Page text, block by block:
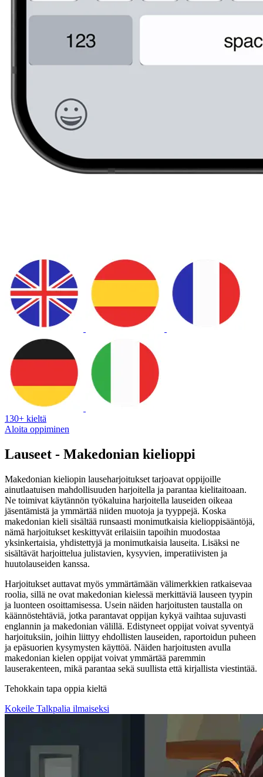
130+ kieltä
Aloita oppiminen
Lauseet - Makedonian kielioppi
Makedonian kieliopin lauseharjoitukset tarjoavat oppijoille
ainutlaatuisen mahdollisuuden harjoitella ja parantaa kielitaitoaan.
Ne toimivat käytännön työkaluina harjoitella lauseiden oikeaa
jäsentämistä ja ymmärtää niiden muotoja ja tyyppejä. Koska
makedonian kieli sisältää runsaasti monimutkaisia kielioppisääntöjä,
nämä harjoitukset keskittyvät erilaisiin tapoihin muodostaa
yksinkertaisia, yhdistettyjä ja monimutkaisia lauseita. Lisäksi ne
sisältävät harjoittelua julistavien, kysyvien, imperatiivisten ja
huutolauseiden kanssa.
Harjoitukset auttavat myös ymmärtämään välimerkkien ratkaisevaa
roolia, sillä ne ovat makedonian kielessä merkittäviä lauseen tyypin
ja luonteen osoittamisessa. Usein näiden harjoitusten taustalla on
käännöstehtäviä, jotka parantavat oppijan kykyä vaihtaa sujuvasti
englannin ja makedonian välillä. Edistyneet oppijat voivat syventyä
harjoituksiin, joihin liittyy ehdollisten lauseiden, raportoidun puheen
ja epäsuorien kysymysten käyttöä. Näiden harjoitusten avulla
makedonian kielen oppijat voivat ymmärtää paremmin
lauserakenteen, mikä parantaa sekä suullista että kirjallista viestintää.
Tehokkain tapa oppia kieltä
Kokeile Talkpalia ilmaiseksi